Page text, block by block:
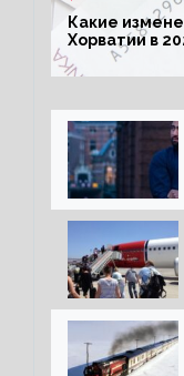
Какие
Хорватии в